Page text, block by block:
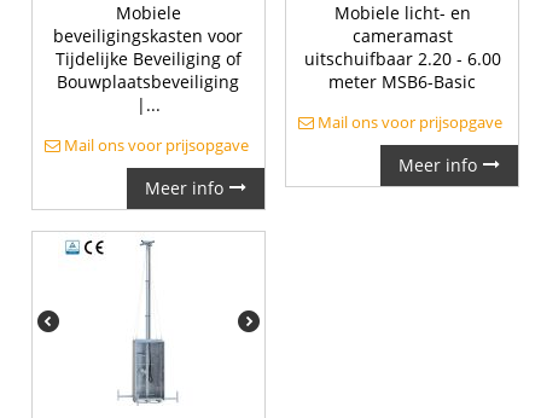
Mobiele
beveiligingskasten voor
Tijdelijke Beveiliging of
Bouwplaatsbeveiliging
|...
Mail ons voor prijsopgave
Meer info
Mobiele licht- en
cameramast
uitschuifbaar 2.20 - 6.00
meter MSB6-Basic
Mail ons voor prijsopgave
Meer info